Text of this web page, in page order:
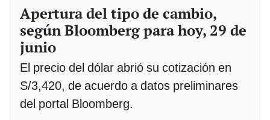
Apertura del tipo de cambio,
según Bloomberg para hoy, 29 de
junio
El precio del dólar abrió su cotización en
S/3,420, de acuerdo a datos preliminares
del portal Bloomberg.